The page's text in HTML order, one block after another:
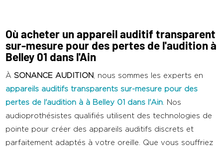
Où acheter un appareil auditif transparent
sur-mesure pour des pertes de l'audition à
Belley 01 dans l'Ain
ÀSONANCE AUDITION , nous sommes les experts en
appareils auditifs transparents sur-mesure pour des
pertes de l'audition à à Belley 01 dans l'Ain . Nos
audioprothésistes qualifiés utilisent des technologies de
pointe pour créer des appareils auditifs discrets et
parfaitement adaptés à votre oreille. Que vous souffriez